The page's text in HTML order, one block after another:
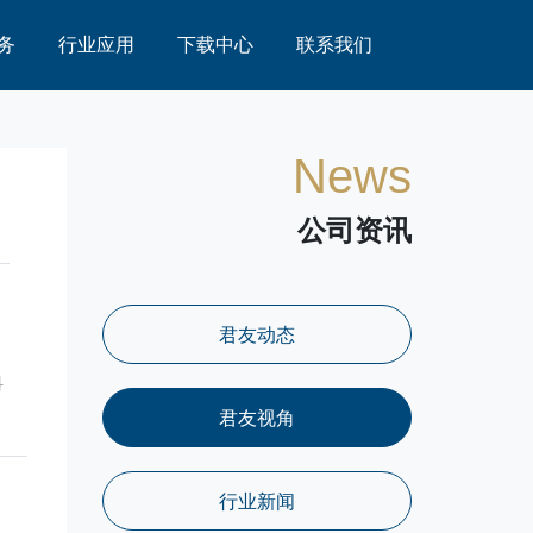
行业应用 下载中心 联系我们
News
公司资讯
君友动态
君友视角
行业新闻